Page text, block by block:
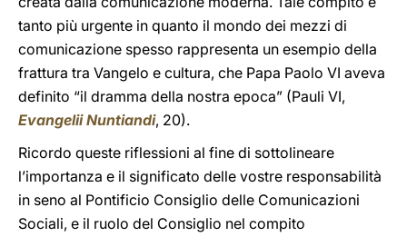
tanto più urgente in quanto il mondo dei mezzi di
comunicazione spesso rappresenta un esempio della
frattura tra Vangelo e cultura, che Papa Paolo VI aveva
definito “il dramma della nostra epoca” (Pauli VI,
Evangelii Nuntiandi, 20).
Ricordo queste riflessioni al fine di sottolineare
l’importanza e il significato delle vostre responsabilità
in seno al Pontificio Consiglio delle Comunicazioni
Sociali, e il ruolo del Consiglio nel compito